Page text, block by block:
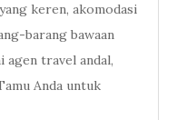
keren, akomodasi
barang bawaan
agen travel andal,
Anda untuk